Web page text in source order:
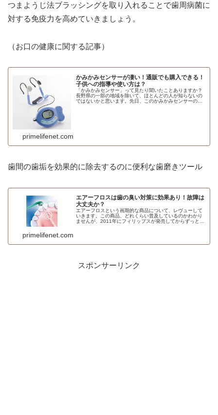
つまようじ法ブラッシングを取り入れることで歯周病菌に
対する免疫力を高めていきましょう。
（お口の健康に関する記事）
かみかみセンサーが凄い！通販でも購入できる！
子供への指導や使い方は？
「かみかみセンサー」って見たり聞いたことありますか？
長野県の一部の地域を除いて、ほとんどの人が知らないの
ではないかと思います。先日、このかみかみセンサーの発
primelifenet.com
歯間の歯垢を効果的に除去するのに便利な歯磨きツール
エアーフロスは歯の臭い対策に効果あり！故障は
大丈夫か？
エアーフロスという画期的な商品について、レヴューして
いきます。この商品、どれくらい普及しているのかわかり
ませんが、2011年にフィリップスが発売してからずっと売
primelifenet.com
スポンサーリンク